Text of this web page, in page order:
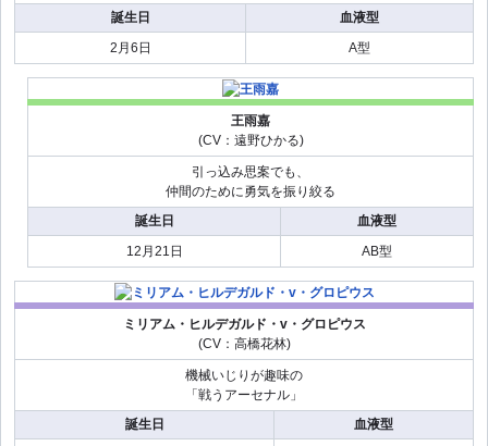
誕生日
血液型
2月6日
A型
王雨嘉
(CV：遠野ひかる)
引っ込み思案でも、
仲間のために勇気を振り絞る
誕生日
血液型
12月21日
AB型
ミリアム・ヒルデガルド・v・グロピウス
(CV：高橋花林)
機械いじりが趣味の
「戦うアーセナル」
誕生日
血液型